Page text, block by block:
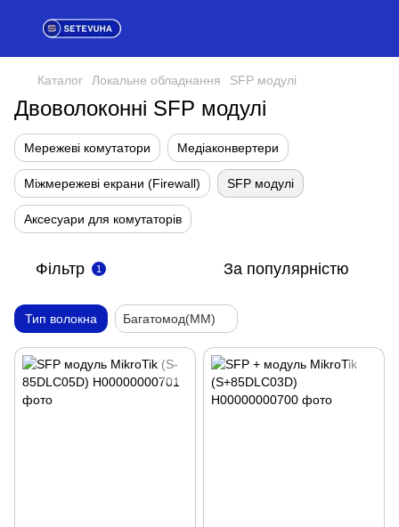
Каталог Локальне обладнання SFP модулі
Двоволоконні SFP модулі
Мережеві комутатори Медіаконвертери
Міжмережеві екрани (Firewall) SFP модулі
Аксесуари для комутаторів
Фільтр 1 За популярністю
Тип волокна Багатомод(ММ)